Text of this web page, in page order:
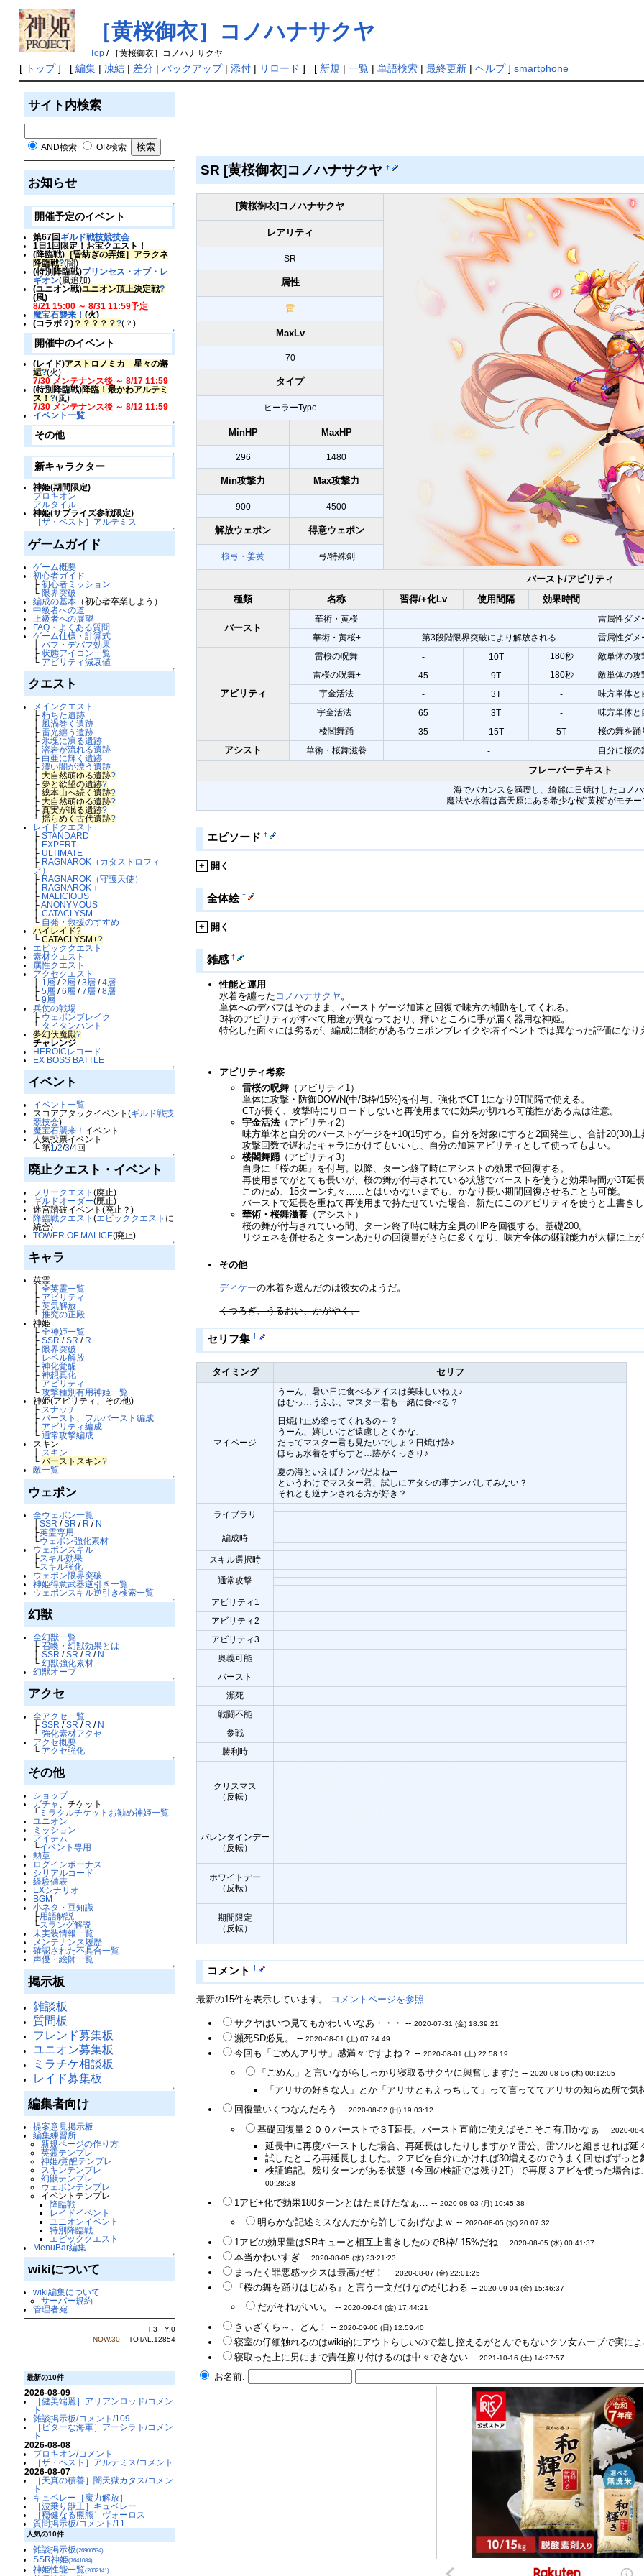
［黄桜御衣］コノハナサクヤ
Top/ ［黄桜御衣］コノハナサクヤ
[ トップ] [ 編集| 凍結| 差分| バックアップ| 添付| リロード ] [ 新規 | 一覧| 単語検索| 最終更新| ヘルプ] smartphone
サイト内検索
AND検索 OR検索
↑
お知らせ
↑
開催予定のイベント
第67回 ギルド戦技競技会
1日1回限定！お宝クエスト！
(降臨戦)［昏紡ぎの弄姫］アラクネ
降臨戦?(闇)
(特別降臨戦)プリンセス・オブ・レ
ギオン(風追加)
(ユニオン戦)ユニオン頂上決定戦?
(風)
8/21 15:00 ～ 8/31 11:59予定
魔宝石襲来！ (火)
(コラボ？)？？？？？?(？)
↑
開催中のイベント
(レイド)アストロノミカ 星々の邂
逅?(火)
7/30 メンテナンス後 ～ 8/17 11:59
(特別降臨戦)降臨！最かわアルテミ
ス！ ?(風)
7/30 メンテナンス後 ～ 8/12 11:59
イベント一覧
↑
その他
↑
新キャラクター
神姫(期間限定)
プロキオン
アルタイル
神姫(サプライズ参戦限定)
［ザ・ベスト］アルテミス
↑
ゲームガイド
ゲーム概要
初心者ガイド
├ 初心者ミッション
└ 限界突破
編成の基本（初心者卒業しよう）
中級者への道
上級者への展望
FAQ・よくある質問
ゲーム仕様・計算式
├ バフ・デバフ効果
├ 状態アイコン一覧
└ アビリティ減衰値
↑
クエスト
メインクエスト
├ 朽ちた遺跡
├ 風渦巻く遺跡
├ 雷光纏う遺跡
├ 氷塊に凍る遺跡
├ 溶岩が流れる遺跡
├ 白亜に輝く遺跡
├ 濃い闇が漂う遺跡
├ 大自然萌ゆる遺跡?
├ 夢と欲望の遺跡?
├ 総本山へ続く遺跡?
├ 大自然萌ゆる遺跡?
├ 真実が眠る遺跡?
└ 揺らめく古代遺跡?
レイドクエスト
├ STANDARD
├ EXPERT
├ ULTIMATE
├ RAGNAROK（カタストロフィ
ア）
├ RAGNAROK（守護天使）
├ RAGNAROK＋
├ MALICIOUS
├ANONYMOUS
├ CATACLYSM
└ 自発・救援のすすめ
ハイレイド?
└ CATACLYSM+?
エピッククエスト
素材クエスト
属性クエスト
アクセクエスト
├ 1層/2層/3層/4層
├ 5層/6層/7層/8層
└ 9層
兵仗の戦場
├ ウェポンブレイク
└ タイタンハント
夢幻伏魔殿?
チャレンジ
HEROICレコード
EX BOSS BATTLE
↑
イベント
イベント一覧
スコアアタックイベント(ギルド戦技
競技会)
魔宝石襲来！ イベント
人気投票イベント
└ 第1 /2/3/4回
↑
廃止クエスト・イベント
フリークエスト (廃止)
ギルドオーダー(廃止)
迷宮踏破イベント(廃止？)
降臨戦クエスト (エピッククエスト に
統合)
TOWER OF MALICE(廃止)
↑
キャラ
英霊
├ 全英霊一覧
├ アビリティ
├ 英気解放
└ 推究の正殿
神姫
├ 全神姫一覧
├ SSR /SR / R
├ 限界突破
├ レベル解放
├ 神化覚醒
├ 神想真化
├ アビリティ
└ 攻撃種別有用神姫一覧
神姫(アビリティ、その他)
├ スナッチ
├ バースト、フルバースト編成
├ アビリティ編成
└ 通常攻撃編成
スキン
├ スキン
└ バーストスキン?
敵一覧
↑
ウェポン
全ウェポン一覧
├SSR /SR / R / N
├英霊専用
└ウェポン強化素材
ウェポンスキル
├スキル効果
└スキル強化
ウェポン限界突破
神姫得意武器逆引き一覧
ウェポンスキル逆引き検索一覧
↑
幻獣
全幻獣一覧
├ 召喚・幻獣効果とは
├ SSR /SR / R / N
└ 幻獣強化素材
幻獣オーブ
↑
アクセ
全アクセ一覧
├ SSR /SR / R / N
└ 強化素材アクセ
アクセ概要
└ アクセ強化
↑
その他
ショップ
ガチャ
、チケット
└ミラクルチケットお勧め神姫一覧
ユニオン
ミッション
アイテム
└イベント専用
勲章
ログインボーナス
シリアルコード
経験値表
EXシナリオ
BGM
小ネタ・豆知識
├用語解説
└スラング解説
未実装情報一覧
メンテナンス履歴
確認された不具合一覧
声優・絵師一覧
↑
掲示板
雑談板
質問板
フレンド募集板
ユニオン募集板
ミラチケ相談板
レイド募集板
↑
編集者向け
提案意見掲示板
編集練習所
新規ページの作り方
英霊テンプレ
神姫/覚醒テンプレ
スキンテンプレ
幻獣テンプレ
ウェポンテンプレ
イベントテンプレ
降臨戦
レイドイベント
ユニオンイベント
特別降臨戦
エピッククエスト
MenuBar編集
↑
wikiについて
wiki編集について
サーバー規約
管理者宛
T.3 Y.0
NOW.30
TOTAL.12854
最新の10件
2026-08-09
［健美端麗］アリアンロッド/コメン
ト
雑談掲示板/コメント/109
［ビターな海軍］アーシラト/コメン
ト
2026-08-08
プロキオン/コメント
［ザ・ベスト］アルテミス/コメント
2026-08-07
［天真の積善］闇天獄カタス/コメン
ト
キュベレー［魔力解放］
［波乗り獣王］キュベレー
［穏健なる熊羆］ヴォーロス
質問掲示板/コメント/11
人気の10件
雑談掲示板(26900534)
SSR神姫(7641084)
神姫性能一覧(2002141)
SR [黄桜御衣]コノハナサクヤ†
[黄桜御衣]コノハナサクヤ
レアリティ
SR
属性
雷
MaxLv
70
タイプ
ヒーラーType
MinHP MaxHP
296 1480
Min攻撃力 Max攻撃力
900 4500
解放ウェポン 得意ウェポン
桜弓・姜黄 弓/特殊剣
バースト/アビリティ
種類
名称 習得/+化Lv 使用間隔 効果時間
バースト
華術・黄桜 -
雷属性ダメ
華術・黄桜+
第3段階限界突破により解放される 雷属性ダ
アビリティ
雷桜の呪舞 - 10T 180秒
敵単体の攻
雷桜の呪舞+
45 9T 180秒
敵単体の
宇金活法
- 3T -
味方単体と
宇金活法+
65 3T -
味方単体
楼閣舞踊
35 15T 5T 桜の舞を踊
アシスト 華術・桜舞滋養 - 自分に桜
フレーバーテキスト
海でバカンスを満喫し、綺麗に日焼けしたコノ
魔法や水着は高天原にある希少な桜“黄桜”がモチ
エピソード †
+ 開く
全体絵 †
+ 開く
雑感 †
性能と運用
水着を纏った コノハナサクヤ 。
単体へのデバフはそのまま、バーストゲージ加速と回復で味方の補助をしてくれる。
3枠のアビリティがすべて用途が異なっており、痒いところに手が届く器用な神姫。
特化した面々には劣るが、編成に制約があるウェポンブレイクや塔イベントでは異なった評価になり
アビリティ考察
雷桜の呪舞 （アビリティ1）
単体に攻撃・防御DOWN(中/B枠/15%)を付与。強化でCT-1になり9T間隔で使える。
CTが長く、攻撃時にリロードしないと再使用までに効果が切れる可能性がある点は注意。
宇金活法（アビリティ2）
味方単体と自分のバーストゲージを+10(15)する。自分を対象にすると2回発生し、合計20(30)上
攻撃回数で遅れたキャラにかけてもいいし、自分の加速アビリティとして使ってもよい。
楼閣舞踊 （アビリティ3）
自身に『桜の舞』を付与。以降、ターン終了時にアシストの効果で回復する。
再使用までがとても長いが、桜の舞が付与されている状態でバーストを使うと効果時間が3T延
このため、15ターン丸々……とはいかないまでも、かなり長い期間回復させることも可能。
バーストで延長を重ねて再使用まで持たせていた場合、新たにこのアビリティを使うと上書き
華術・桜舞滋養 （アシスト）
桜の舞が付与されている間、ターン終了時に味方全員のHPを回復する。基礎200。
リジェネを併せるとターンあたりの回復量がさらに多くなり、味方全体の継戦能力が大幅に上
その他
ディケーの水着を選んだのは彼女のようだ。
くつろぎ、うるおい、かがやく。
セリフ集 †
タイミング セリフ
マイページ
うーん、暑い日に食べるアイスは美味しいねぇ♪
はむっ…うふふ、マスター君も一緒に食べる？
日焼け止め塗ってくれるの～？
うーん、嬉しいけど遠慮しとくかな、
だってマスター君も見たいでしょ？日焼け跡♪
ほらぁ水着をずらすと…跡がくっきり♪
夏の海といえばナンパだよねー
というわけでマスター君、試しにアタシの事ナンパしてみない？
それとも逆ナンされる方が好き？
ライブラリ
編成時
スキル選択時
通常攻撃
アビリティ1
アビリティ2
アビリティ3
奥義可能
バースト
瀕死
戦闘不能
参戦
勝利時
クリスマス
（反転）
バレンタインデー
（反転）
ホワイトデー
（反転）
期間限定
（反転）
コメント †
最新の15件を表示しています。 コメントページを参照
サクヤはいつ見てもかわいいなあ・・・ --2020-07-31 (金) 18:39:21
瀕死SD必見。 --2020-08-01 (土) 07:24:49
今回も「ごめんアリサ」感満々ですよね？ --2020-08-01 (土) 22:58:19
「ごめん」と言いながらしっかり寝取るサクヤに興奮しますた --2020-08-06 (木) 00:12:05
「アリサの好きな人」とか「アリサともえっちして」って言っててアリサの知らぬ所で
回復量いくつなんだろう --2020-08-02 (日) 19:03:12
基礎回復量２００バーストで３T延長。バースト直前に使えばそこそこ有用かなぁ --2020-08-
延長中に再度バーストした場合、再延長はしたりしますか？雷公、雷ソルと組ませれば
試したところ再延長しました。２アビを自分にかければ30増えるのでうまく回せばずっ
検証追記。残りターンがある状態（今回の検証では残り2T）で再度３アビを使った場合
00:28:28
1アビ+化で効果180ターンとはたまげたなぁ… --2020-08-03 (月) 10:45:38
明らかな記述ミスなんだから許してあげなよｗ --2020-08-05 (水) 20:07:32
1アビの効果量はSRキューと相互上書きしたのでB枠/-15%だね --2020-08-05 (水) 00:41:37
本当かわいすぎ --2020-08-05 (水) 23:21:23
まったく罪悪感ックスは最高だぜ！ --2020-08-07 (金) 22:01:25
『桜の舞を踊りはじめる』と言う一文だけなのがじわる --2020-09-04 (金) 15:46:37
だがそれがいい。 --2020-09-04 (金) 17:44:21
きぃざくら～、どん！ --2020-09-06 (日) 12:59:40
寝室の仔細触れるのはwiki的にアウトらしいので差し控えるがとんでもないクソ女ムーブで実に
寝取った上に男にまで責任擦り付けるのは中々できない --2021-10-16 (土) 14:27:57
お名前: